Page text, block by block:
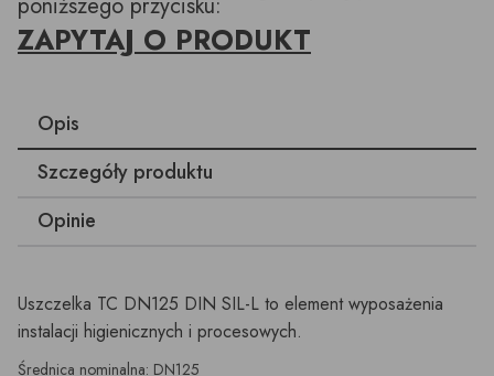
ZAPYTAJ O PRODUKT
Opis
Szczegóły produktu
Opinie
Uszczelka TC DN125 DIN SIL-L to element wyposażenia
instalacji higienicznych i procesowych.
Średnica nominalna: DN125